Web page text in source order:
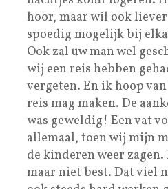
hoor, maar wil ook
spoedig mogelijk bij
Ook zal uw man wel
wij een reis hebben
vergeten. En ik hoop
reis mag maken. De
was geweldig! Een vat
allemaal, toen wij mijn
de kinderen weer
maar niet best. Dat viel